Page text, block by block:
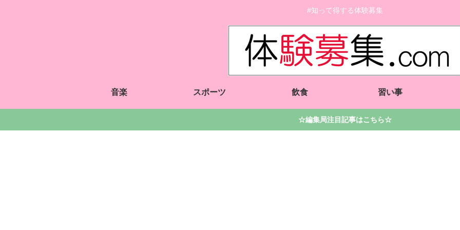
#知って得する体験募集
音楽 スポーツ 飲食 習い事
☆編集局注目記事はこちら☆